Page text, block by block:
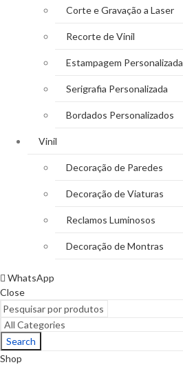
Corte e Gravação a Laser
Recorte de Vinil
Estampagem Personalizada
Serigrafia Personalizada
Bordados Personalizados
Vinil
Decoração de Paredes
Decoração de Viaturas
Reclamos Luminosos
Decoração de Montras
WhatsApp
Close
Search
Shop